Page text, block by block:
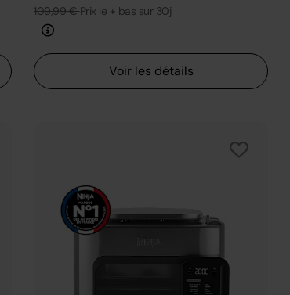
109,99 €Prix le + bas sur 30j
Voir les détails